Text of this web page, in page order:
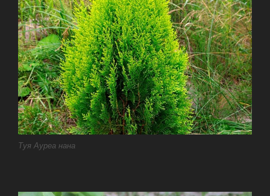
Туя Ауреа нана